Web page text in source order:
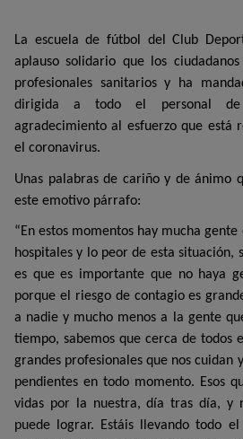
La escuela de fútbol del Club
aplauso solidario que los
profesionales sanitarios y ha
dirigida a todo el personal de
agradecimiento al esfuerzo que está
el coronavirus.
Unas palabras de cariño y de ánimo
este emotivo párrafo:
“En estos momentos hay mucha
hospitales y lo peor de esta situación,
es que es importante que no haya
porque el riesgo de contagio es
a nadie y mucho menos a la gente
tiempo, sabemos que cerca de todos
grandes profesionales que nos cuidan
pendientes en todo momento. Esos
vidas por la nuestra, día tras día, y
puede lograr. Estáis llevando todo